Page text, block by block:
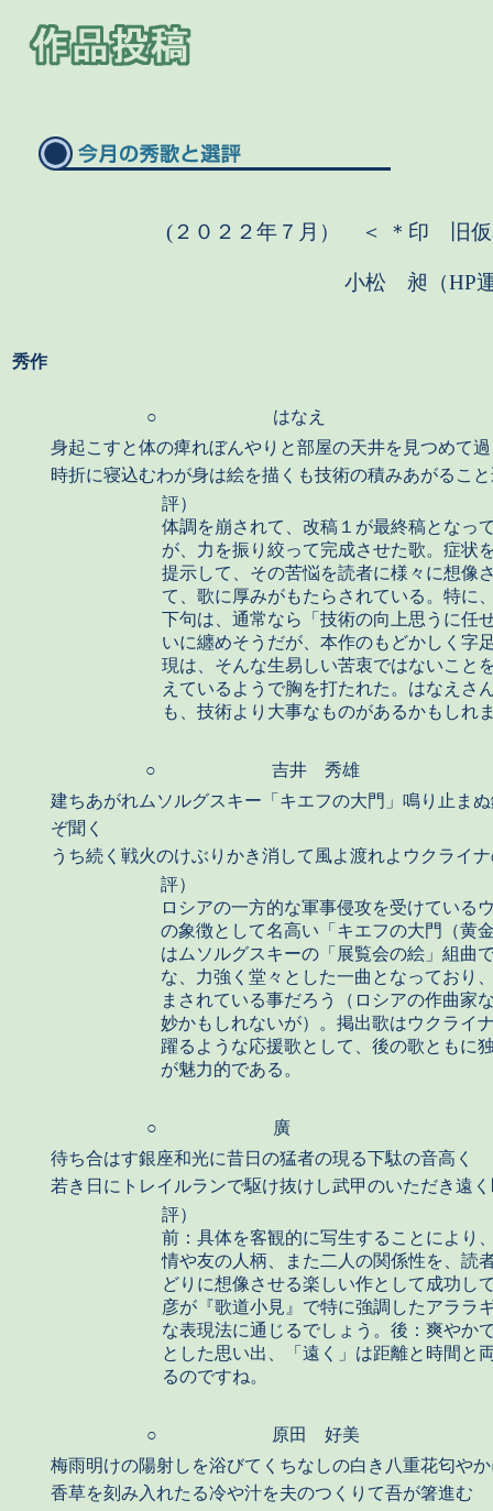
(２０２２年７月） ＜ ＊印 旧
小松 昶（HP
秀作
○
はなえ
身起こすと体の痺れぼんやりと部屋の天井を見つめて
時折に寝込むわが身は絵を描くも技術の積みあがるこ
評）
体調を崩されて、改稿１が最終稿となっ
が、力を振り絞って完成させた歌。症状
提示して、その苦悩を読者に様々に想像
て、歌に厚みがもたらされている。特に
下句は、通常なら「技術の向上思うに任
いに纏めそうだが、本作のもどかしく字
現は、そんな生易しい苦衷ではないこと
えているようで胸を打たれた。はなえさ
も、技術より大事なものがあるかもしれ
○
吉井 秀雄
建ちあがれムソルグスキー「キエフの大門」鳴り止ま
ぞ聞く
うち続く戦火のけぶりかき消して風よ渡れよウクライ
評）
ロシアの一方的な軍事侵攻を受けている
の象徴として名高い「キエフの大門（黄
はムソルグスキーの「展覧会の絵」組曲
な、力強く堂々とした一曲となっており
まされている事だろう（ロシアの作曲家
妙かもしれないが）。掲出歌はウクライ
躍るような応援歌として、後の歌ともに
が魅力的である。
○
廣
待ち合はす銀座和光に昔日の猛者の現る下駄の音高く
若き日にトレイルランで駆け抜けし武甲のいただき遠
評）
前：具体を客観的に写生することにより
情や友の人柄、また二人の関係性を、読
どりに想像させる楽しい作として成功し
彦が『歌道小見』で特に強調したアララ
な表現法に通じるでしょう。後：爽やか
とした思い出、「遠く」は距離と時間と
るのですね。
○
原田 好美
梅雨明けの陽射しを浴びてくちなしの白き八重花匂や
香草を刻み入れたる冷や汁を夫のつくりて吾が箸進む